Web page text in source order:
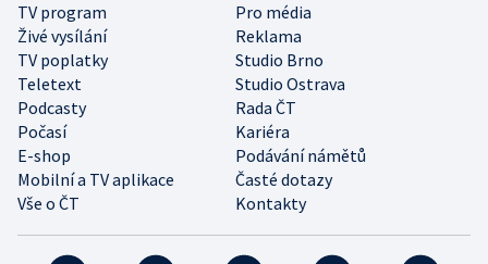
TV program
Pro média
Živé vysílání
Reklama
TV poplatky
Studio Brno
Teletext
Studio Ostrava
Podcasty
Rada ČT
Počasí
Kariéra
E-shop
Podávání námětů
Mobilní a TV aplikace
Časté dotazy
Vše o ČT
Kontakty